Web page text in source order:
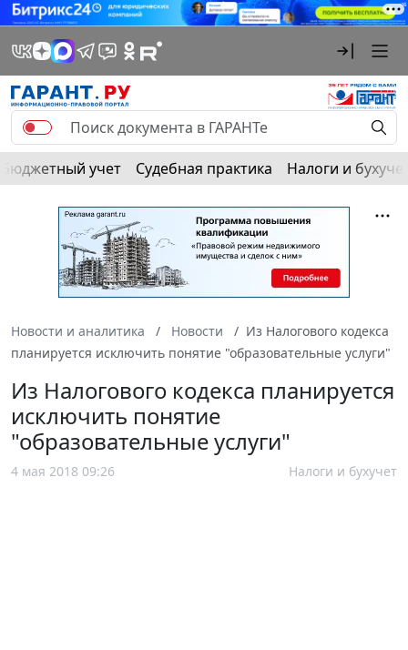
Бюджетный учет Судебная практика Налоги и
Новости и аналитика Новости
Из Налогового кодекса
планируется исключить понятие "образовательные услуги"
Из Налогового кодекса планируется
исключить понятие
"образовательные услуги"
4 мая 2018 09:26 Налоги и бухучет